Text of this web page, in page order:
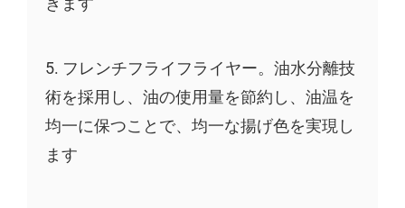
5. フレンチフライフライヤー。油水分離技
術を採用し、油の使用量を節約し、油温を
均一に保つことで、均一な揚げ色を実現し
ます